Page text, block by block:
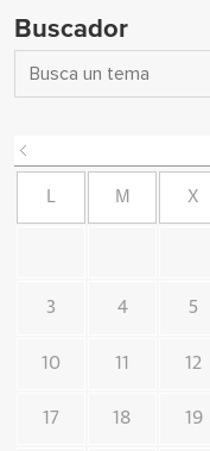
Buscador
L M X
3 4 5
10 11 12
17 18 19